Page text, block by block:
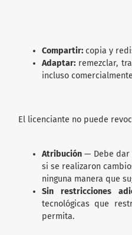
Compartir: copia y
Adaptar: remezclar,
incluso
El licenciante no puede
Atribución — Debe dar
si se realizaron
ninguna manera que
Sin restricciones
tecnológicas que
permita.